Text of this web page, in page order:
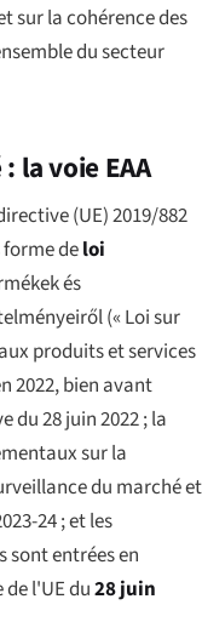
sur la cohérence des
du secteur
la voie EAA
(UE) 2019/882
deloi
és
(« Loi sur
produits et services
2022, bien avant
du 28 juin 2022 ; la
sur la
du marché et
24 ; et les
sont entrées en
l'UE du28 juin